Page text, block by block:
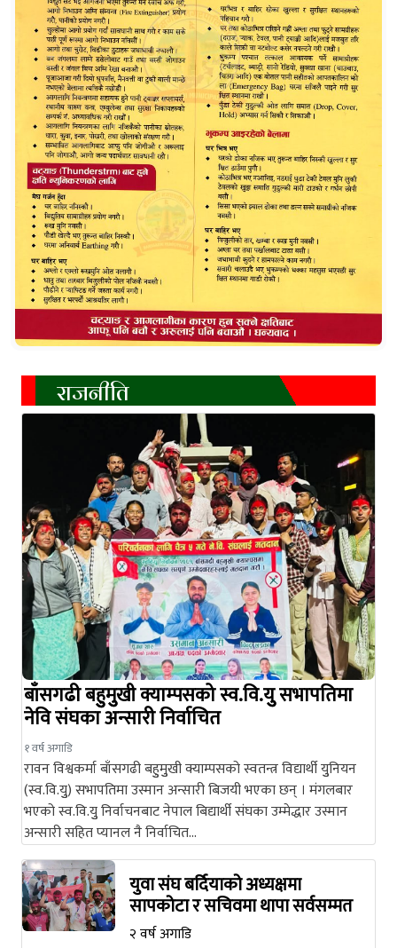
राजनीति
बाँसगढी बहुुमुुखी क्याम्पसको स्व.वि.युु सभापतिमा
नेवि संघका अन्सारी निर्वाचित
१ वर्ष अगाडि
रावन विश्वकर्मा बाँसगढी बहुुमुुखी क्याम्पसको स्वतन्त्र विद्यार्थी युुनियन
(स्व.वि.युु) सभापतिमा उस्मान अन्सारी बिजयी भएका छन् । मंगलबार
भएको स्व.वि.युु निर्वाचनबाट नेपाल बिद्यार्थी संघका उम्मेद्धार उस्मान
अन्सारी सहित प्यानल नै निर्वाचित…
युवा संघ बर्दियाको अध्यक्षमा
सापकोटा र सचिवमा थापा सर्वसम्मत
२ वर्ष अगाडि